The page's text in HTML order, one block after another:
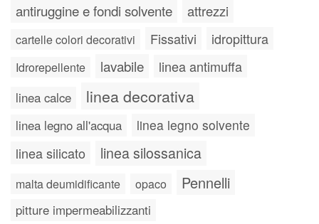
antiruggine e fondi solvente attrezzi
cartelle colori decorativi Fissativi idropittura
Idrorepellente lavabile linea antimuffa
linea calce linea decorativa
linea legno all'acqua linea legno solvente
linea silicato linea silossanica
malta deumidificante opaco Pennelli
pitture impermeabilizzanti